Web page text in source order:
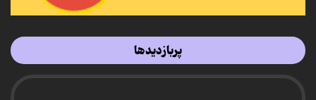
پربازدیدها